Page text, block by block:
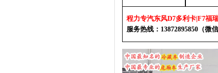
程力专汽东风D7多利卡|F7福
服务热线： 13872895850（微